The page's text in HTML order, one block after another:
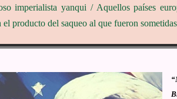
imperialista yanqui / Aquellos países
el producto del saqueo al que fueron